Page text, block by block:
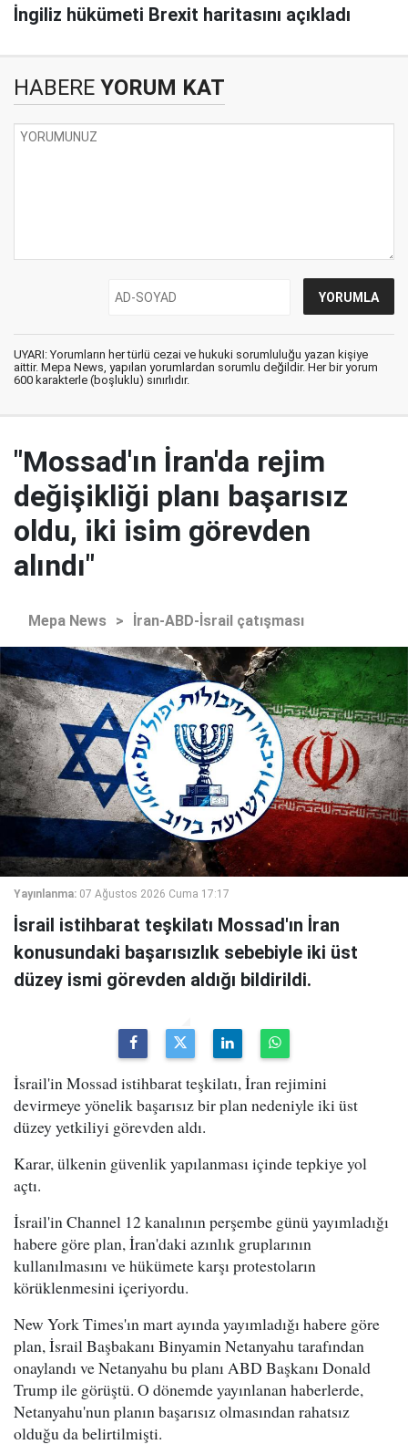
İngiliz hükümeti Brexit haritasını açıkladı
HABERE YORUM KAT
UYARI: Yorumların her türlü cezai ve hukuki sorumluluğu yazan kişiye
aittir. Mepa News, yapılan yorumlardan sorumlu değildir. Her bir yorum
600 karakterle (boşluklu) sınırlıdır.
"Mossad'ın İran'da rejim
değişikliği planı başarısız
oldu, iki isim görevden
alındı"
Mepa News > İran-ABD-İsrail çatışması
Yayınlanma: 07 Ağustos 2026 Cuma 17:17
İsrail istihbarat teşkilatı Mossad'ın İran
konusundaki başarısızlık sebebiyle iki üst
düzey ismi görevden aldığı bildirildi.
İsrail'in Mossad istihbarat teşkilatı, İran rejimini
devirmeye yönelik başarısız bir plan nedeniyle iki üst
düzey yetkiliyi görevden aldı.
Karar, ülkenin güvenlik yapılanması içinde tepkiye yol
açtı.
İsrail'in Channel 12 kanalının perşembe günü yayımladığı
habere göre plan, İran'daki azınlık gruplarının
kullanılmasını ve hükümete karşı protestoların
körüklenmesini içeriyordu.
New York Times'ın mart ayında yayımladığı habere göre
plan, İsrail Başbakanı Binyamin Netanyahu tarafından
onaylandı ve Netanyahu bu planı ABD Başkanı Donald
Trump ile görüştü. O dönemde yayınlanan haberlerde,
Netanyahu'nun planın başarısız olmasından rahatsız
olduğu da belirtilmişti.